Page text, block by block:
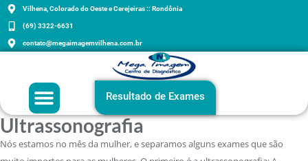
Vilhena, Colorado do Oeste e Cerejeiras :: Rondônia
(69) 3322-6631
contato@megaimagemvilhena.com.br
Resultado de Exames
Ultrassonografia
Nós estamos no mês da mulher, e separamos alguns exames que são